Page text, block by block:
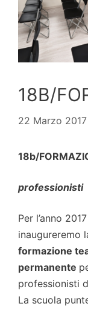
18B/
22 Marzo 2017
18b/
professionisti
Per l’anno 2017
inaugureremo
formazione
permanente
professionisti
La scuola